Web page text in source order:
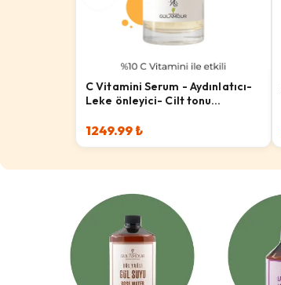
C Vitamini Serum - Aydınlatıcı-
Leke önleyici- Cilt tonu
1249.99 ₺